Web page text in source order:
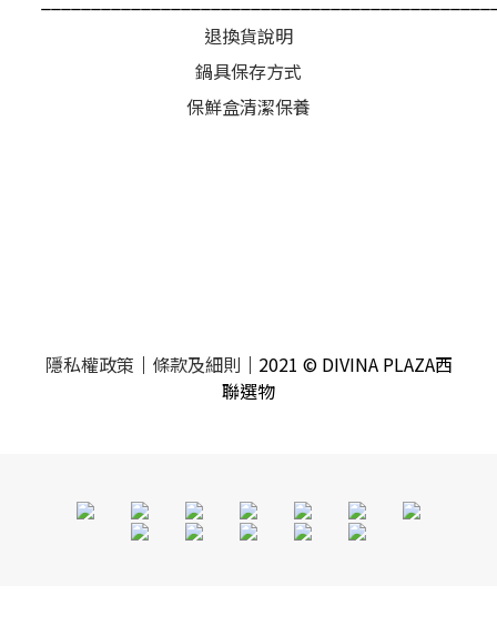
退換貨說明
鍋具保存方式
保鮮盒清潔保養
隱私權政策 ｜ 條款及細則 ｜2021 © DIVINA PLAZA西
聯選物